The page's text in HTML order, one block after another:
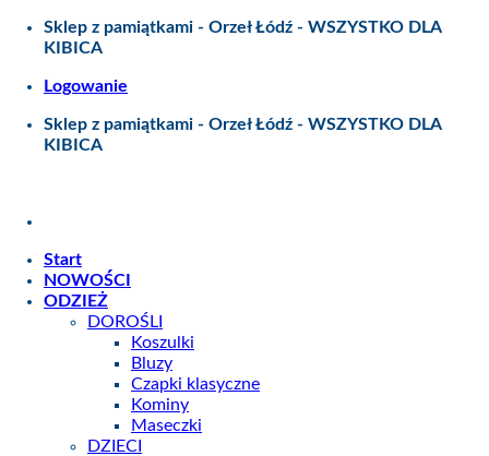
Skip
Sklep z pamiątkami - Orzeł Łódź - WSZYSTKO DLA
KIBICA
Logowanie
Sklep z pamiątkami - Orzeł Łódź - WSZYSTKO DLA
KIBICA
Start
NOWOŚCI
ODZIEŻ
DOROŚLI
Koszulki
Bluzy
Czapki klasyczne
Kominy
Maseczki
DZIECI